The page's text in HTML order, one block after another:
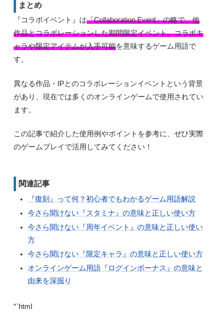
まとめ
『コラボイベント』は「Collaboration Event」の略で、他
作品とコラボレーションした期間限定イベント。コラボキ
ャラや限定アイテムが入手可能を意味するゲーム用語で
す。
異なる作品・IPとのコラボレーションイベントという背景
があり、現在では多くのオンラインゲームで使用されてい
ます。
この記事で紹介した使用例やポイントを参考に、ぜひ実際
のゲームプレイで活用してみてください！
関連記事
『復刻』って何？初心者でもわかるゲーム用語解説
今さら聞けない『スタミナ』の意味と正しい使い方
今さら聞けない『周年イベント』の意味と正しい使い
方
今さら聞けない『限定キャラ』の意味と正しい使い方
オンラインゲーム用語『ログインボーナス』の意味と
由来を深掘り
“`html